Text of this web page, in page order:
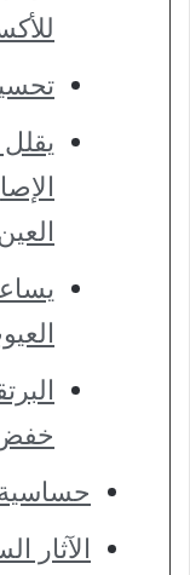
حساسية
الآثار